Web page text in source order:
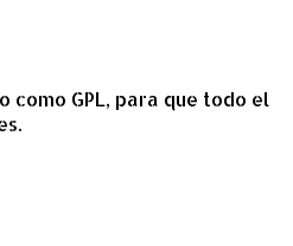
como GPL, para que todo el